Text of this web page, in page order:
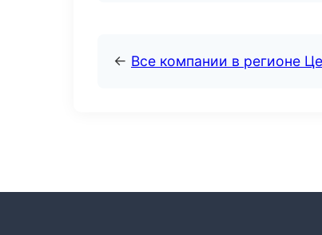
← Все компании в регионе